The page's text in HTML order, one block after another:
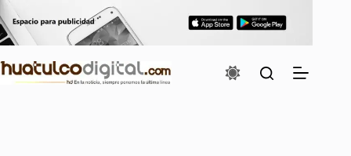
al
contenido